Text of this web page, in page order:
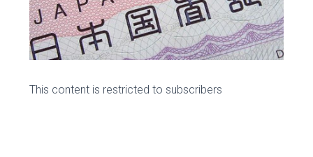
This content is restricted to subscribers